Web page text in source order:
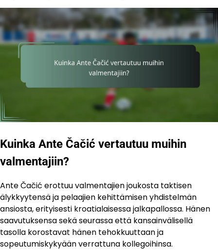
Kuinka Ante Čačić vertautuu muihin
valmentajiin?
Ante Čačić erottuu valmentajien joukosta taktisen
älykkyytensä ja pelaajien kehittämisen yhdistelmän
ansiosta, erityisesti kroatialaisessa jalkapallossa. Hänen
saavutuksensa sekä seurassa että kansainvälisellä
tasolla korostavat hänen tehokkuuttaan ja
sopeutumiskykyään verrattuna kollegoihinsa.